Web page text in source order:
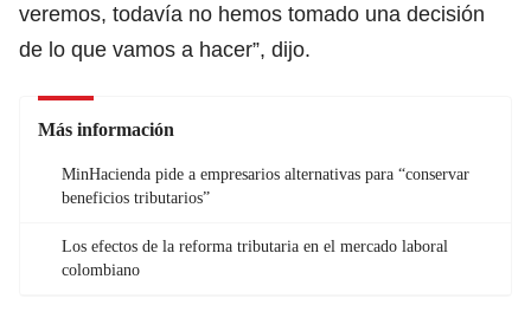
veremos, todavía no hemos tomado una decisión
de lo que vamos a hacer”, dijo.
Más información
MinHacienda pide a empresarios alternativas para “conservar
beneficios tributarios”
Los efectos de la reforma tributaria en el mercado laboral
colombiano